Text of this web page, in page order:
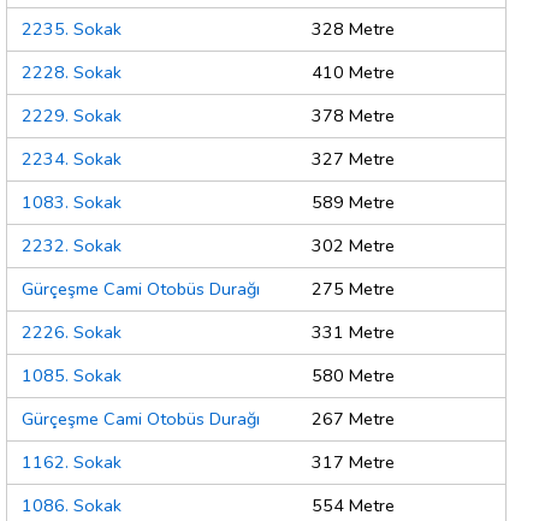
2235. Sokak
328 Metre
2228. Sokak
410 Metre
2229. Sokak
378 Metre
2234. Sokak
327 Metre
1083. Sokak
589 Metre
2232. Sokak
302 Metre
Gürçeşme Cami Otobüs Durağı
275 Metre
2226. Sokak
331 Metre
1085. Sokak
580 Metre
Gürçeşme Cami Otobüs Durağı
267 Metre
1162. Sokak
317 Metre
1086. Sokak
554 Metre